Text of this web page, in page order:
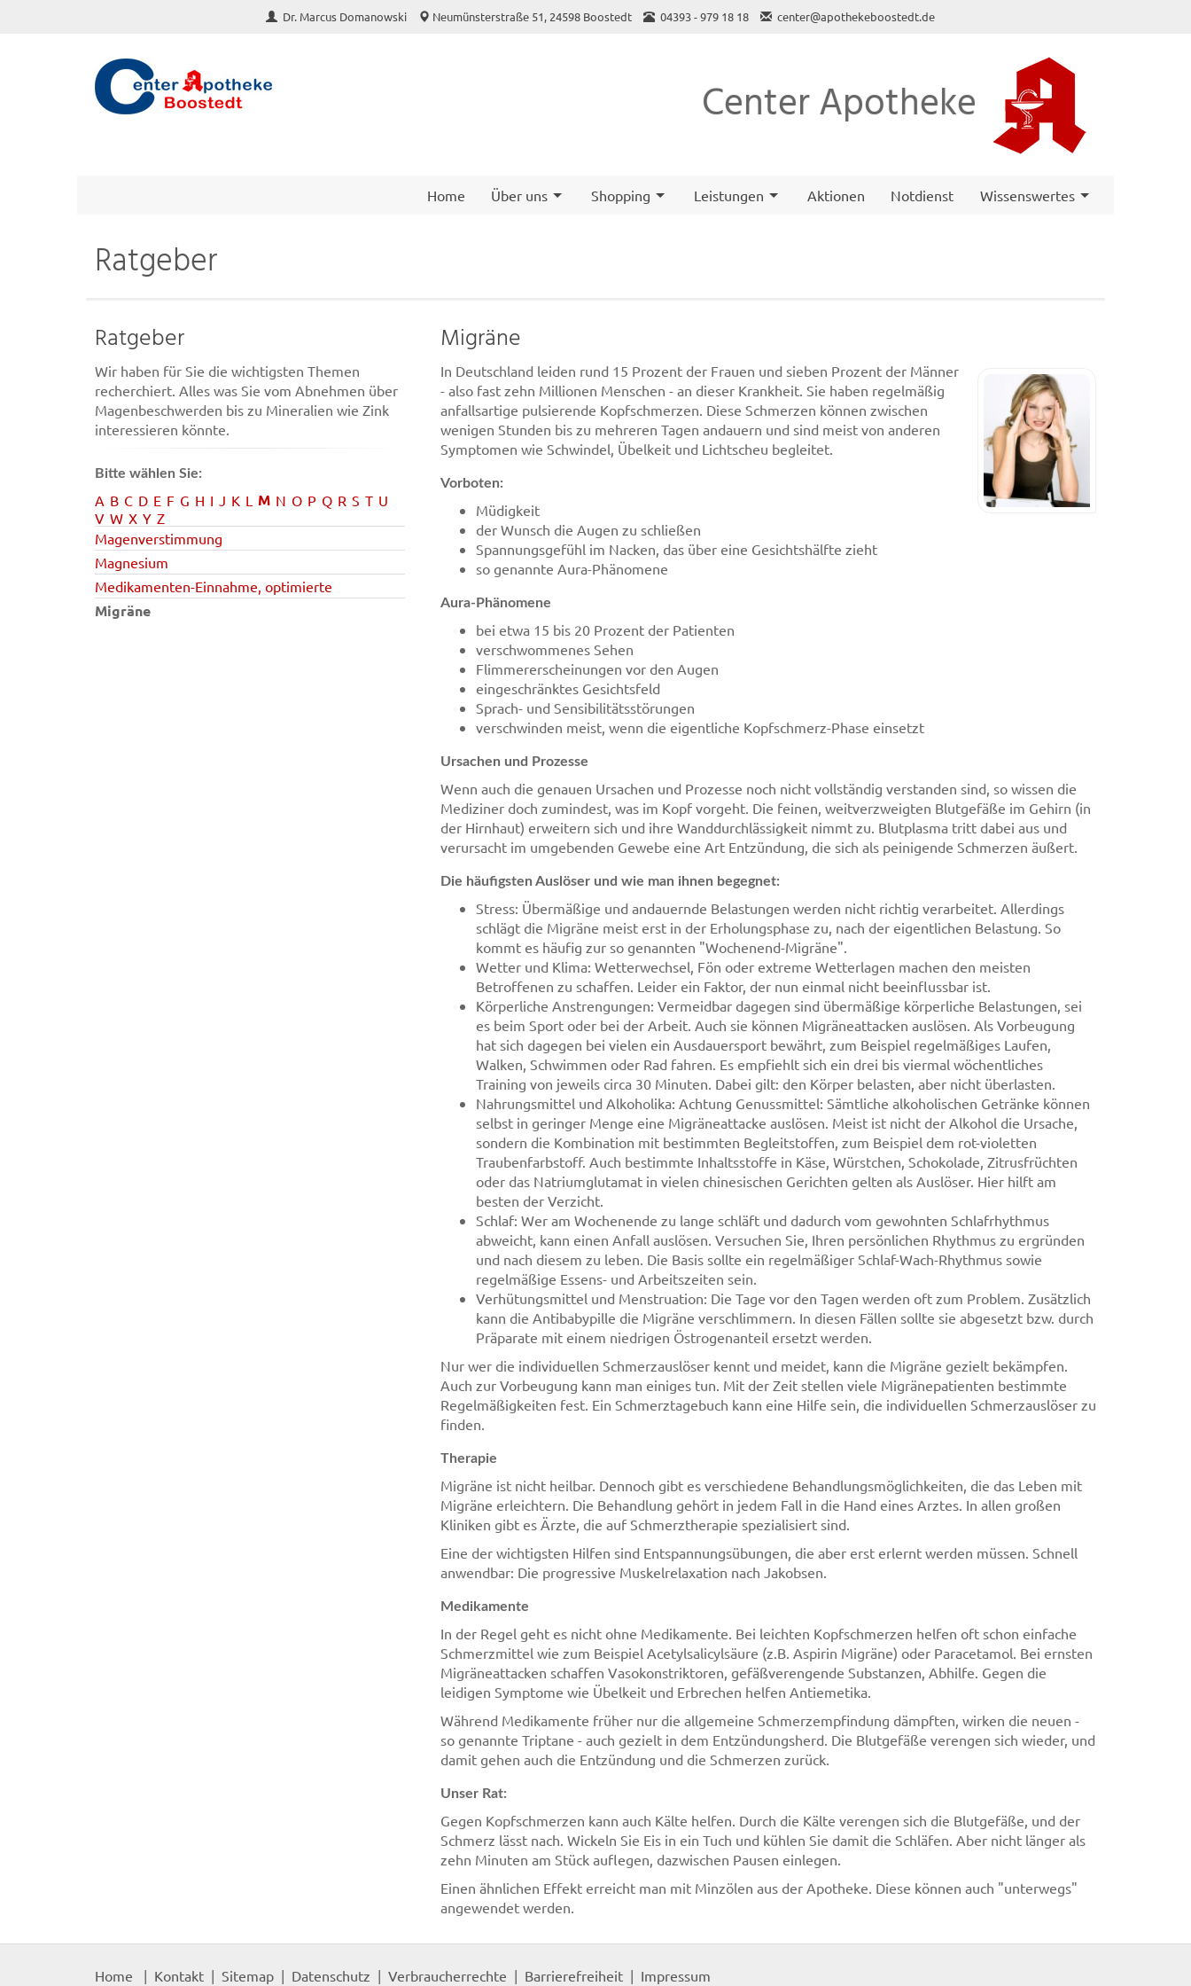
Dr. Marcus Domanowski Neumünsterstraße 51, 24598 Boostedt 04393 - 979 18 18 center@apothekeboostedt.de
Center Apotheke
Home Über uns Shopping Leistungen Aktionen Notdienst Wissenswertes
Ratgeber
Ratgeber
Wir haben für Sie die wichtigsten Themen
recherchiert. Alles was Sie vom Abnehmen über
Magenbeschwerden bis zu Mineralien wie Zink
interessieren könnte.
Bitte wählen Sie:
A B C D E F G H I J K L M N O P Q R S T U
V W X Y Z
Magenverstimmung
Magnesium
Medikamenten-Einnahme, optimierte
Migräne
Migräne
In Deutschland leiden rund 15 Prozent der Frauen und sieben Prozent der Männer
- also fast zehn Millionen Menschen - an dieser Krankheit. Sie haben regelmäßig
anfallsartige pulsierende Kopfschmerzen. Diese Schmerzen können zwischen
wenigen Stunden bis zu mehreren Tagen andauern und sind meist von anderen
Symptomen wie Schwindel, Übelkeit und Lichtscheu begleitet.
Vorboten:
Müdigkeit
der Wunsch die Augen zu schließen
Spannungsgefühl im Nacken, das über eine Gesichtshälfte zieht
so genannte Aura-Phänomene
Aura-Phänomene
bei etwa 15 bis 20 Prozent der Patienten
verschwommenes Sehen
Flimmererscheinungen vor den Augen
eingeschränktes Gesichtsfeld
Sprach- und Sensibilitätsstörungen
verschwinden meist, wenn die eigentliche Kopfschmerz-Phase einsetzt
Ursachen und Prozesse
Wenn auch die genauen Ursachen und Prozesse noch nicht vollständig verstanden sind, so wissen die
Mediziner doch zumindest, was im Kopf vorgeht. Die feinen, weitverzweigten Blutgefäße im Gehirn (in
der Hirnhaut) erweitern sich und ihre Wanddurchlässigkeit nimmt zu. Blutplasma tritt dabei aus und
verursacht im umgebenden Gewebe eine Art Entzündung, die sich als peinigende Schmerzen äußert.
Die häufigsten Auslöser und wie man ihnen begegnet:
Stress: Übermäßige und andauernde Belastungen werden nicht richtig verarbeitet. Allerdings
schlägt die Migräne meist erst in der Erholungsphase zu, nach der eigentlichen Belastung. So
kommt es häufig zur so genannten "Wochenend-Migräne".
Wetter und Klima: Wetterwechsel, Fön oder extreme Wetterlagen machen den meisten
Betroffenen zu schaffen. Leider ein Faktor, der nun einmal nicht beeinflussbar ist.
Körperliche Anstrengungen: Vermeidbar dagegen sind übermäßige körperliche Belastungen, sei
es beim Sport oder bei der Arbeit. Auch sie können Migräneattacken auslösen. Als Vorbeugung
hat sich dagegen bei vielen ein Ausdauersport bewährt, zum Beispiel regelmäßiges Laufen,
Walken, Schwimmen oder Rad fahren. Es empfiehlt sich ein drei bis viermal wöchentliches
Training von jeweils circa 30 Minuten. Dabei gilt: den Körper belasten, aber nicht überlasten.
Nahrungsmittel und Alkoholika: Achtung Genussmittel: Sämtliche alkoholischen Getränke können
selbst in geringer Menge eine Migräneattacke auslösen. Meist ist nicht der Alkohol die Ursache,
sondern die Kombination mit bestimmten Begleitstoffen, zum Beispiel dem rot-violetten
Traubenfarbstoff. Auch bestimmte Inhaltsstoffe in Käse, Würstchen, Schokolade, Zitrusfrüchten
oder das Natriumglutamat in vielen chinesischen Gerichten gelten als Auslöser. Hier hilft am
besten der Verzicht.
Schlaf: Wer am Wochenende zu lange schläft und dadurch vom gewohnten Schlafrhythmus
abweicht, kann einen Anfall auslösen. Versuchen Sie, Ihren persönlichen Rhythmus zu ergründen
und nach diesem zu leben. Die Basis sollte ein regelmäßiger Schlaf-Wach-Rhythmus sowie
regelmäßige Essens- und Arbeitszeiten sein.
Verhütungsmittel und Menstruation: Die Tage vor den Tagen werden oft zum Problem. Zusätzlich
kann die Antibabypille die Migräne verschlimmern. In diesen Fällen sollte sie abgesetzt bzw. durch
Präparate mit einem niedrigen Östrogenanteil ersetzt werden.
Nur wer die individuellen Schmerzauslöser kennt und meidet, kann die Migräne gezielt bekämpfen.
Auch zur Vorbeugung kann man einiges tun. Mit der Zeit stellen viele Migränepatienten bestimmte
Regelmäßigkeiten fest. Ein Schmerztagebuch kann eine Hilfe sein, die individuellen Schmerzauslöser zu
finden.
Therapie
Migräne ist nicht heilbar. Dennoch gibt es verschiedene Behandlungsmöglichkeiten, die das Leben mit
Migräne erleichtern. Die Behandlung gehört in jedem Fall in die Hand eines Arztes. In allen großen
Kliniken gibt es Ärzte, die auf Schmerztherapie spezialisiert sind.
Eine der wichtigsten Hilfen sind Entspannungsübungen, die aber erst erlernt werden müssen. Schnell
anwendbar: Die progressive Muskelrelaxation nach Jakobsen.
Medikamente
In der Regel geht es nicht ohne Medikamente. Bei leichten Kopfschmerzen helfen oft schon einfache
Schmerzmittel wie zum Beispiel Acetylsalicylsäure (z.B. Aspirin Migräne) oder Paracetamol. Bei ernsten
Migräneattacken schaffen Vasokonstriktoren, gefäßverengende Substanzen, Abhilfe. Gegen die
leidigen Symptome wie Übelkeit und Erbrechen helfen Antiemetika.
Während Medikamente früher nur die allgemeine Schmerzempfindung dämpften, wirken die neuen -
so genannte Triptane - auch gezielt in dem Entzündungsherd. Die Blutgefäße verengen sich wieder, und
damit gehen auch die Entzündung und die Schmerzen zurück.
Unser Rat:
Gegen Kopfschmerzen kann auch Kälte helfen. Durch die Kälte verengen sich die Blutgefäße, und der
Schmerz lässt nach. Wickeln Sie Eis in ein Tuch und kühlen Sie damit die Schläfen. Aber nicht länger als
zehn Minuten am Stück auflegen, dazwischen Pausen einlegen.
Einen ähnlichen Effekt erreicht man mit Minzölen aus der Apotheke. Diese können auch "unterwegs"
angewendet werden.
Home Kontakt Sitemap Datenschutz Verbraucherrechte Barrierefreiheit Impressum